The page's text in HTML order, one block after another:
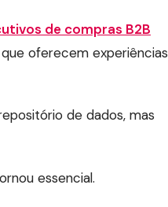
de compras B2B
oferecem experiências
de dados, mas
essencial.